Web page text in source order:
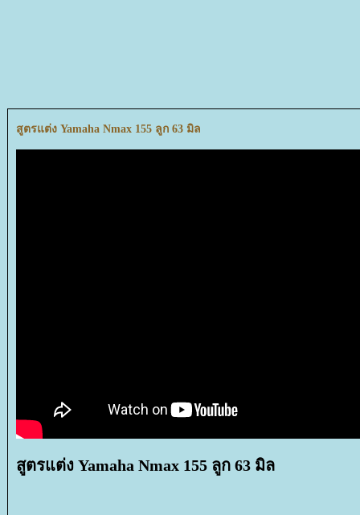
สูตรแต่ง Yamaha Nmax 155 ลูก 63 มิล
สูตรแต่ง Yamaha Nmax 155 ลูก 63 มิล